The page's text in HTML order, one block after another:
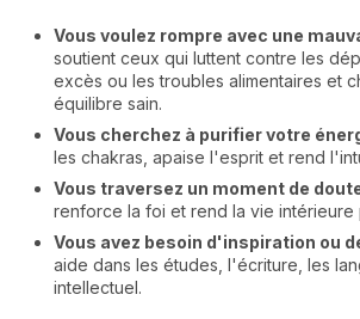
Vous voulez rompre avec une
soutient ceux qui luttent contre les
excès ou les troubles alimentaires et
équilibre sain.
Vous cherchez à purifier votre
les chakras, apaise l'esprit et rend
Vous traversez un moment de
renforce la foi et rend la vie intérieure
Vous avez besoin d'inspiration ou
aide dans les études, l'écriture, les
intellectuel.